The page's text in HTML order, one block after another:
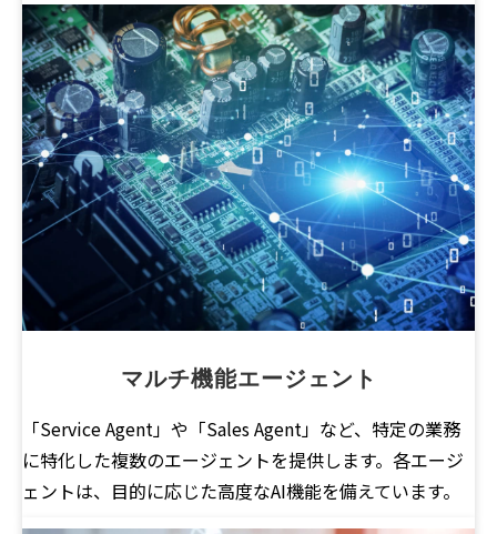
マルチ機能エージェント
「Service Agent」や「Sales Agent」など、特定の業務
に特化した複数のエージェントを提供します。各エージ
ェントは、目的に応じた高度なAI機能を備えています。